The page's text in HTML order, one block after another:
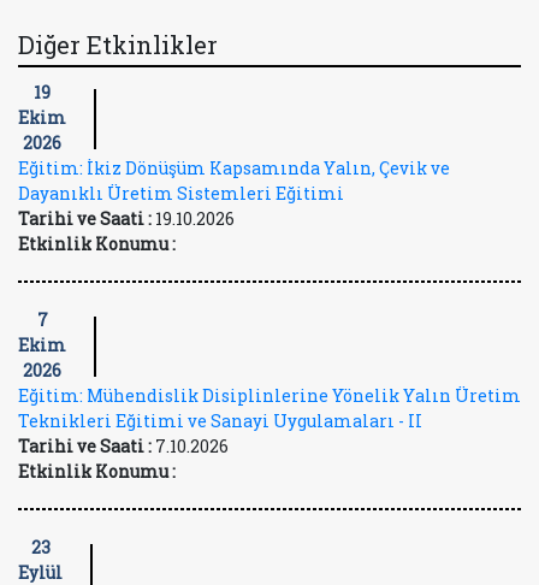
Diğer Etkinlikler
19
Ekim
2026
Eğitim: İkiz Dönüşüm Kapsamında Yalın, Çevik ve
Dayanıklı Üretim Sistemleri Eğitimi
Tarihi ve Saati : 19.10.2026
Etkinlik Konumu :
7
Ekim
2026
Eğitim: Mühendislik Disiplinlerine Yönelik Yalın Üretim
Teknikleri Eğitimi ve Sanayi Uygulamaları - II
Tarihi ve Saati : 7.10.2026
Etkinlik Konumu :
23
Eylül